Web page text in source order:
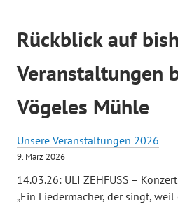
Rückblick auf
Veranstaltungen
Vögeles Mühle
Unsere Veranstaltungen 2026
9. März 2026
14.03.26: ULI ZEHFUSS –
„Ein Liedermacher, der singt,